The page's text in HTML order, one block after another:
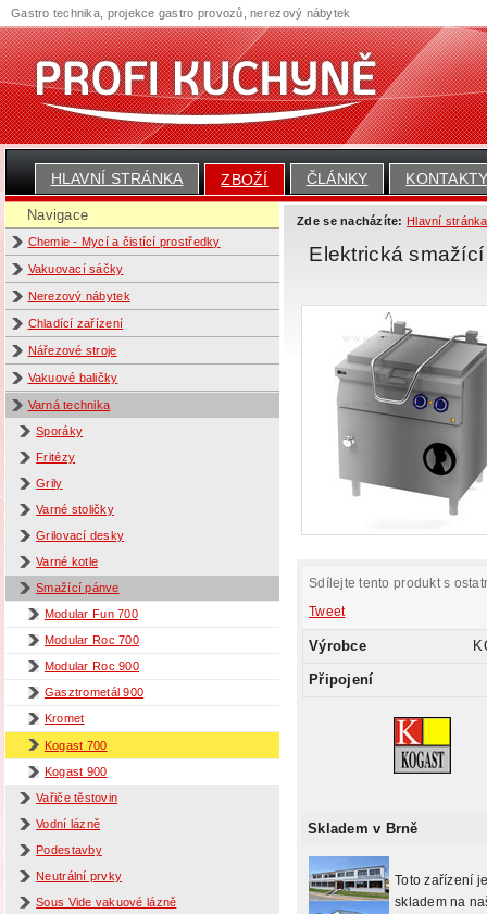
HLAVNÍ STRÁNKA ZBOŽÍ ČLÁNKY
Navigace
Chemie - Mycí a čistící prostředky
Vakuovací sáčky
Nerezový nábytek
Chladící zařízení
Nářezové stroje
Vakuové baličky
Varná technika
Sporáky
Fritézy
Grily
Varné stoličky
Grilovací desky
Varné kotle
Smažící pánve
Modular Fun 700
Modular Roc 700
Modular Roc 900
Gasztrometál 900
Kromet
Kogast 700
Kogast 900
Vařiče těstovin
Vodní lázně
Podestavby
Neutrální prvky
Sous Vide vakuové lázně
Zde se nacházíte: Hlavní stránka
Elektrická
Sdílejte tento produkt s
Tweet
Výrobce
Připojení
Skladem v Brně
Toto zařízení
skladem na
Gastro technika, projekce gastro provozů, nerezový nábytek